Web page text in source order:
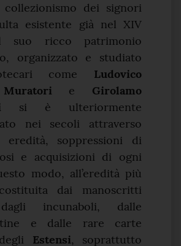
dei signori
esistente già nel XIV
suo ricco patrimonio
organizzato e studiato
come Ludovico
e Girolamo
si è ulteriormente
nei secoli attraverso
eredità, soppressioni di
e acquisizioni di ogni
modo, all’eredità più
dai manoscritti
incunaboli, dalle
e dalle rare carte
Estensi, soprattutto